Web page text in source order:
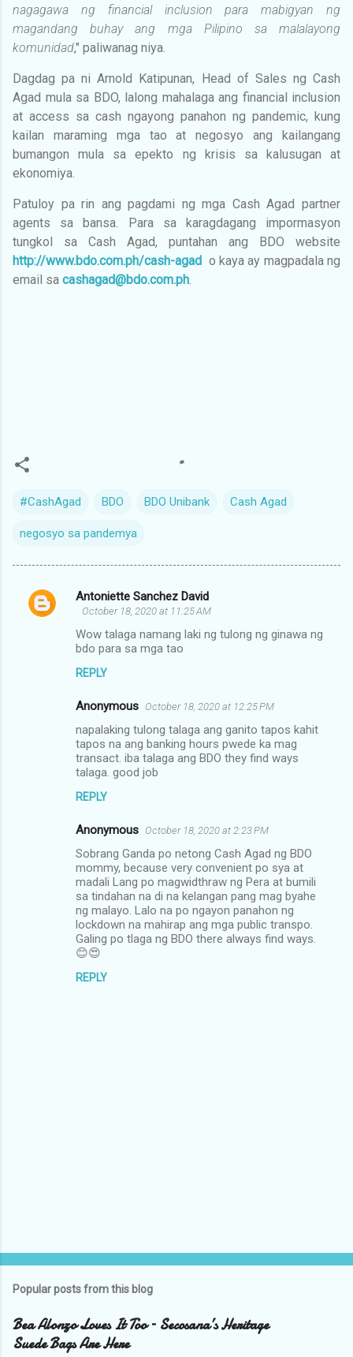
nagagawa ng financial inclusion para mabigyan ng
magandang buhay ang mga Pilipino sa malalayong
komunidad," paliwanag niya.
Dagdag pa ni Arnold Katipunan, Head of Sales ng Cash
Agad mula sa BDO, lalong mahalaga ang financial inclusion
at access sa cash ngayong panahon ng pandemic, kung
kailan maraming mga tao at negosyo ang kailangang
bumangon mula sa epekto ng krisis sa kalusugan at
ekonomiya.
Patuloy pa rin ang pagdami ng mga Cash Agad partner
agents sa bansa. Para sa karagdagang impormasyon
tungkol sa Cash Agad, puntahan ang BDO website
http://www.bdo.com.ph/cash-agad o kaya ay magpadala ng
email sa cashagad@bdo.com.ph
#CashAgad BDO BDO Unibank Cash Agad
negosyo sa pandemya
C
Antoniette Sanchez David
October 18, 2020 at 11:25 AM
Wow talaga namang laki ng tulong ng ginawa ng
bdo para sa mga tao
REPLY
Anonymous October 18, 2020 at 12:25 PM
napalaking tulong talaga ang ganito tapos kahit
tapos na ang banking hours pwede ka mag
transact. iba talaga ang BDO they find ways
talaga. good job
REPLY
Anonymous October 18, 2020 at 2:23 PM
Sobrang Ganda po netong Cash Agad ng BDO
mommy, because very convenient po sya at
madali Lang po magwidthraw ng Pera at bumili
sa tindahan na di na kelangan pang mag byahe
ng malayo. Lalo na po ngayon panahon ng
lockdown na mahirap ang mga public transpo.
Galing po tlaga ng BDO there always find ways.
😊😍
REPLY
t
o
m
Popular posts from this blog
Bea Alonzo Loves It Too – Secosana’s Heritage
Suede Bags Are Here